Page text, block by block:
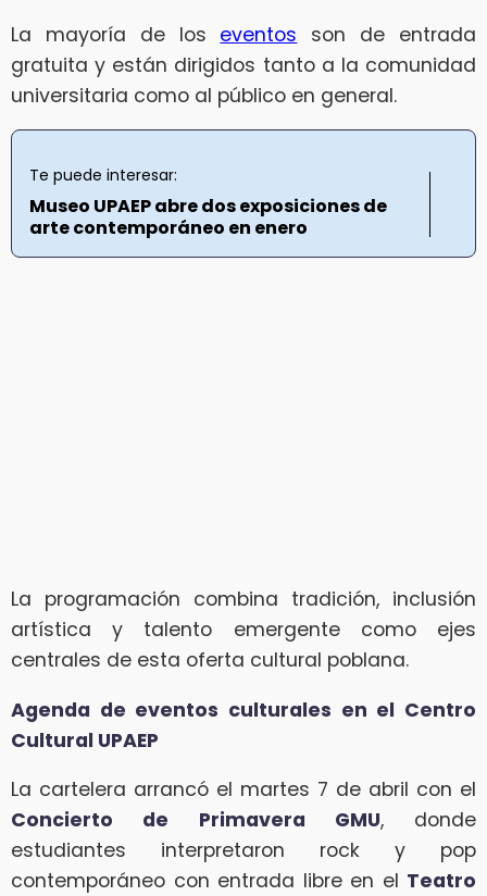
La mayoría de los eventos son de entrada
gratuita y están dirigidos tanto a la comunidad
universitaria como al público en general.
Te puede interesar:
Museo UPAEP abre dos exposiciones de
arte contemporáneo en enero
La programación combina tradición, inclusión
artística y talento emergente como ejes
centrales de esta oferta cultural poblana.
Agenda de eventos culturales en el Centro
Cultural UPAEP
La cartelera arrancó el martes 7 de abril con el
Concierto de Primavera GMU, donde
estudiantes interpretaron rock y pop
contemporáneo con entrada libre en el Teatro